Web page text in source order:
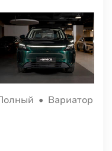
• Вариатор